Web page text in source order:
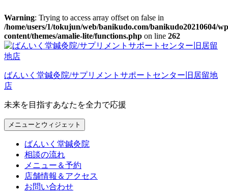
Warning: Trying to access array offset on false in
/home/users/1/tokujun/web/banikudo.com/banikudo20210604/
content/themes/amalie-lite/functions.php on line 262
コ
ン
ン
ツ
へ
ス
キ
ッ
ばんいく堂鍼灸院/サプリメントサポートセンター旧居留地
店
未来を目指すあなたを全力で応援
メニューとウィジェット
ばんいく堂鍼灸院
相談の流れ
メニュー＆予約
店舗情報＆アクセス
お問い合わせ